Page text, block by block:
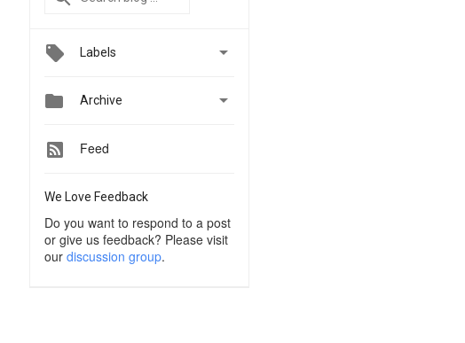
Labels 
 Archive 
Feed
We Love Feedback
Do you want to respond to a post
or give us feedback? Please visit
our discussion group.